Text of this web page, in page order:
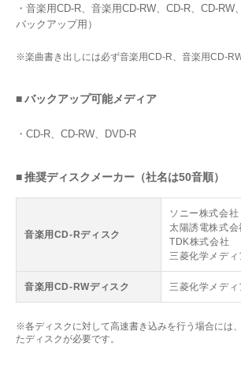
・音楽用CD-R、音楽用CD-RW、CD-R、CD-RW
バックアップ用）
※楽曲書き出しには必ず音楽用CD-R、音楽用CD-
■ バックアップ可能メディア
・CD-R、CD-RW、DVD-R
■ 推奨ディスクメーカー（社名は50音順）
音楽用CD-Rディスク
ソニー株式会社
太陽誘電株式会
TDK株式会社
三菱化学メデ
音楽用CD-RWディスク 三菱化学メデ
※各ディスクに対して高速書き込みを行う場合には
たディスクが必要です。